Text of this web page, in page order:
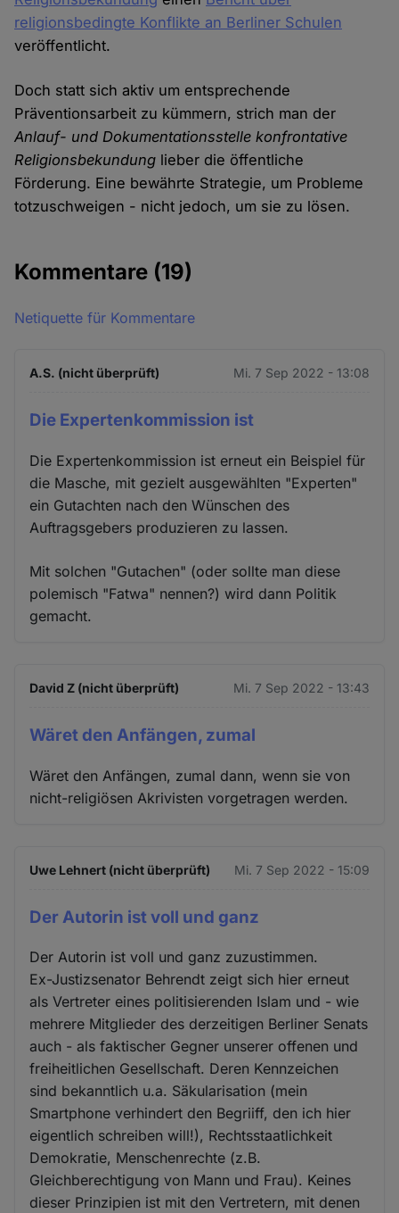
religionsbedingte Konflikte an Berliner Schulen
veröffentlicht.
Doch statt sich aktiv um entsprechende
Präventionsarbeit zu kümmern, strich man der
Anlauf- und Dokumentationsstelle konfrontative
Religionsbekundung lieber die öffentliche
Förderung. Eine bewährte Strategie, um Probleme
totzuschweigen - nicht jedoch, um sie zu lösen.
Kommentare (19)
Netiquette für Kommentare
A.S. (nicht überprüft) Mi. 7 Sep 2022 - 13:08
Die Expertenkommission ist
Die Expertenkommission ist erneut ein Beispiel für
die Masche, mit gezielt ausgewählten "Experten"
ein Gutachten nach den Wünschen des
Auftragsgebers produzieren zu lassen.
Mit solchen "Gutachen" (oder sollte man diese
polemisch "Fatwa" nennen?) wird dann Politik
gemacht.
David Z (nicht überprüft) Mi. 7 Sep 2022 - 13:43
Wäret den Anfängen, zumal
Wäret den Anfängen, zumal dann, wenn sie von
nicht-religiösen Akrivisten vorgetragen werden.
Uwe Lehnert (nicht überprüft) Mi. 7 Sep 2022 - 15:09
Der Autorin ist voll und ganz
Der Autorin ist voll und ganz zuzustimmen.
Ex-Justizsenator Behrendt zeigt sich hier erneut
als Vertreter eines politisierenden Islam und - wie
mehrere Mitglieder des derzeitigen Berliner Senats
auch - als faktischer Gegner unserer offenen und
freiheitlichen Gesellschaft. Deren Kennzeichen
sind bekanntlich u.a. Säkularisation (mein
Smartphone verhindert den Begriiff, den ich hier
eigentlich schreiben will!), Rechtsstaatlichkeit
Demokratie, Menschenrechte (z.B.
Gleichberechtigung von Mann und Frau). Keines
dieser Prinzipien ist mit den Vertretern, mit denen